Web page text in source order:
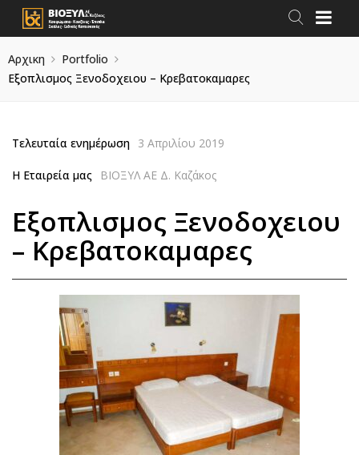
Αρχικη
Portfolio
Εξοπλισμος Ξενοδοχειου – Κρεβατοκαμαρες
Τελευταία ενημέρωση 3 Απριλίου 2019
Η Εταιρεία μας ΒΙΟΞΥΛ ΑΕ Δ. Καζάκος
Εξοπλισμος Ξενοδοχειου
– Κρεβατοκαμαρες